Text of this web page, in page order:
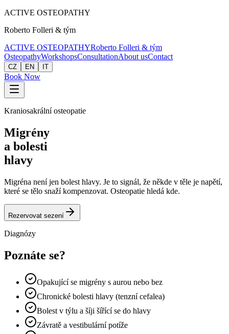
ACTIVE OSTEOPATHY
Roberto Folleri & tým
ACTIVE OSTEOPATHYRoberto Folleri & tým
OsteopathyWorkshopsConsultationAbout usContact
CZ EN IT
Book Now
Kraniosakrální osteopatie
Migrény
a bolesti
hlavy
Migréna není jen bolest hlavy. Je to signál, že někde v těle je napětí,
které se tělo snaží kompenzovat. Osteopatie hledá kde.
Rezervovat sezení
Diagnózy
Poznáte se?
Opakující se migrény s aurou nebo bez
Chronické bolesti hlavy (tenzní cefalea)
Bolest v týlu a šíji šířící se do hlavy
Závratě a vestibulární potíže